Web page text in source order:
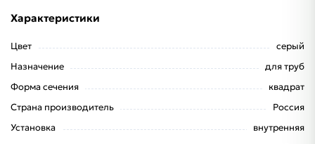
Характеристики
Цвет
серый
Назначение
для труб
Форма сечения
квадрат
Страна производитель
Россия
Установка
внутренняя